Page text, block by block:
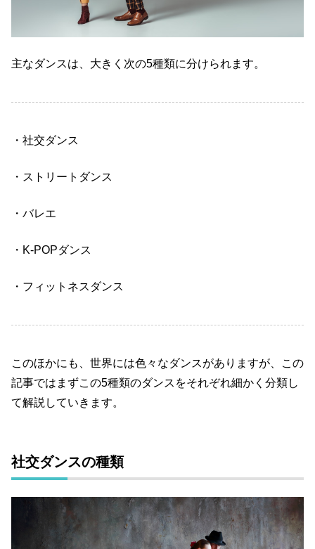
主なダンスは、大きく次の5種類に分けられます。
・社交ダンス
・ストリートダンス
・バレエ
・ K-POPダンス
・フィットネスダンス
このほかにも、世界には色々なダンスがありますが、この
記事ではまずこの5種類のダンスをそれぞれ細かく分類し
て解説していきます。
社交ダンスの種類